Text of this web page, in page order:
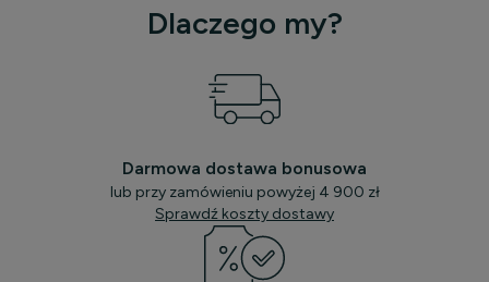
Dlaczego my?
Darmowa dostawa bonusowa
lub przy zamówieniu powyżej 4 900 zł
Sprawdź koszty dostawy